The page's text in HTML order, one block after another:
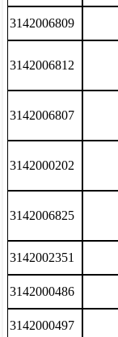
3142006809
3142006812
3142006807
3142000202
3142006825
3142002351
3142000486
3142000497